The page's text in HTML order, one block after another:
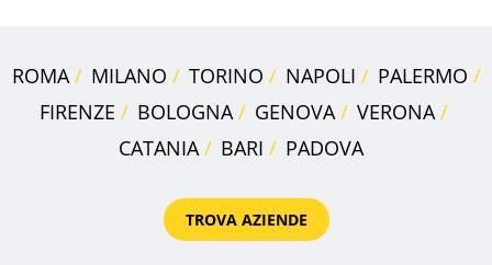
ROMA MILANO TORINO NAPOLI
PALERMO
FIRENZE
BOLOGNA GENOVA
VERONA
CATANIA
BARI PADOVA
TROVA AZIENDE